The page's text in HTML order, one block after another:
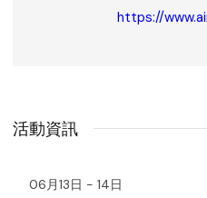
https://
活動資訊
06月13日 - 14日